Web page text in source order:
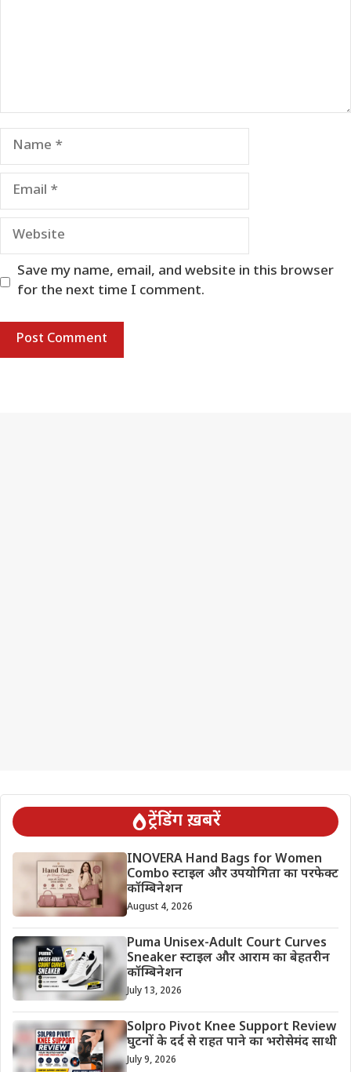
Name
Email
Website
Save my name, email, and website in this browser
for the next time I comment.
ट्रेंडिंग ख़बरें
INOVERA Hand Bags for Women
Combo स्टाइल और उपयोगिता का परफेक्ट
कॉम्बिनेशन
August 4, 2026
Puma Unisex-Adult Court Curves
Sneaker स्टाइल और आराम का बेहतरीन
कॉम्बिनेशन
July 13, 2026
Solpro Pivot Knee Support Review
घुटनों के दर्द से राहत पाने का भरोसेमंद साथी
July 9, 2026